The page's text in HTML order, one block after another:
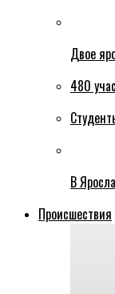
Двое
480
В
Происшествия